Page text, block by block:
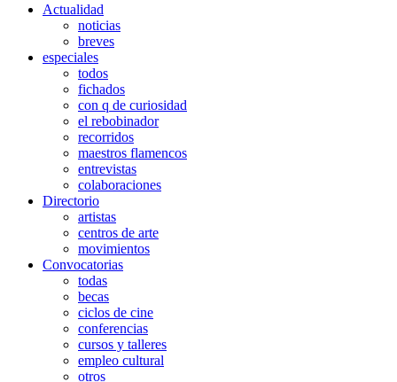
Actualidad
noticias
breves
especiales
todos
fichados
con q de curiosidad
el rebobinador
recorridos
maestros flamencos
entrevistas
colaboraciones
Directorio
artistas
centros de arte
movimientos
Convocatorias
todas
becas
ciclos de cine
conferencias
cursos y talleres
empleo cultural
otros